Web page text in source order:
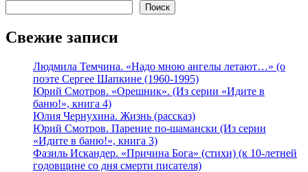
Поиск
Свежие записи
Людмила Темчина. «Надо мною ангелы летают…» (о
поэте Сергее Шапкине (1960-1995)
Юрий Смотров. «Орешник». (Из серии «Идите в
баню!», книга 4)
Юлия Чернухина. Жизнь (рассказ)
Юрий Смотров. Парение по-шамански (Из серии
«Идите в баню!», книга 3)
Фазиль Искандер. «Причина Бога» (стихи) (к 10-летней
годовщине со дня смерти писателя)